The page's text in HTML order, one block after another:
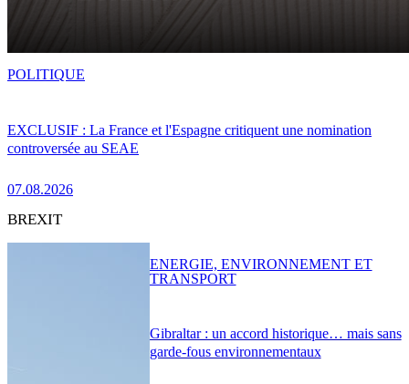
EXCLUSIF : La France et l'Espagne critiquent une nomination
controversée au SEAE
07.08.2026
POLITIQUE
BREXIT
Gibraltar : un accord historique… mais sans
garde-fous environnementaux
ENERGIE, ENVIRONNEMENT ET
TRANSPORT